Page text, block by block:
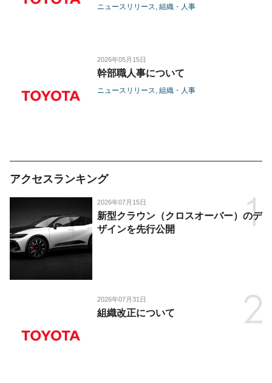
ニュースリリース 組織・人事
2026年05月15日
幹部職人事について
ニュースリリース 組織・人事
アクセスランキング
2026年07月15日
新型クラウン（クロスオーバー）のデ
ザインを先行公開
2026年07月31日
組織改正について